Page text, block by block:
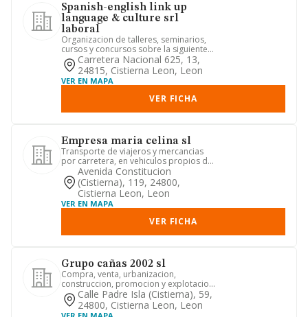
Spanish-english link up
language & culture srl
laboral
Organizacion de talleres, seminarios,
cursos y concursos sobre la siguiente
tematica: lengua, liter...
Carretera Nacional 625, 13,
24815, Cistierna Leon, Leon
VER EN MAPA
VER FICHA
Empresa maria celina sl
Transporte de viajeros y mercancias
por carretera, en vehiculos propios de
autocares, ambulancias y...
Avenida Constitucion
(cistierna), 119, 24800,
Cistierna Leon, Leon
VER EN MAPA
VER FICHA
Grupo cañas 2002 sl
Compra, venta, urbanizacion,
construccion, promocion y explotacion
de toda clase de bienes inmueble...
Calle Padre Isla (cistierna), 59,
24800, Cistierna Leon, Leon